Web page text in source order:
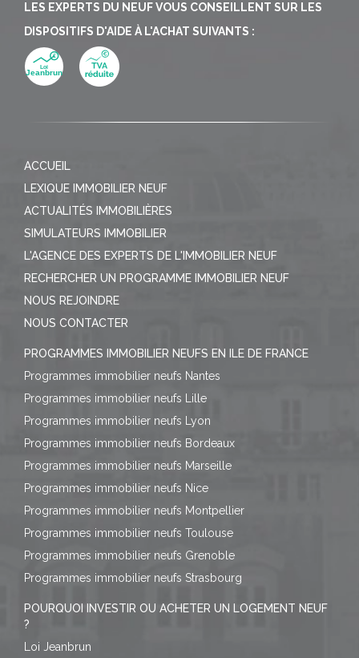
LES EXPERTS DU NEUF VOUS CONSEILLENT SUR LES
DISPOSITIFS D'AIDE À L'ACHAT SUIVANTS :
ACCUEIL
LEXIQUE IMMOBILIER NEUF
ACTUALITÉS IMMOBILIÈRES
SIMULATEURS IMMOBILIER
L'AGENCE DES EXPERTS DE L'IMMOBILIER NEUF
RECHERCHER UN PROGRAMME IMMOBILIER NEUF
NOUS REJOINDRE
NOUS CONTACTER
PROGRAMMES IMMOBILIER NEUFS EN ILE DE FRANCE
Programmes immobilier neufs Nantes
Programmes immobilier neufs Lille
Programmes immobilier neufs Lyon
Programmes immobilier neufs Bordeaux
Programmes immobilier neufs Marseille
Programmes immobilier neufs Nice
Programmes immobilier neufs Montpellier
Programmes immobilier neufs Toulouse
Programmes immobilier neufs Grenoble
Programmes immobilier neufs Strasbourg
POURQUOI INVESTIR OU ACHETER UN LOGEMENT NEUF
?
Loi Jeanbrun